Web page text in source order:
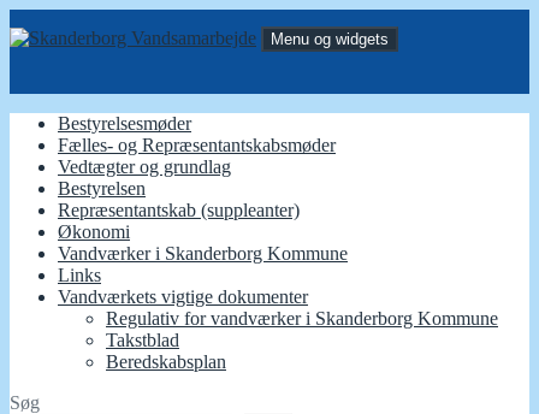
til
Menu og widgets
Bestyrelsesmøder
Fælles- og Repræsentantskabsmøder
Vedtægter og grundlag
Bestyrelsen
Repræsentantskab (suppleanter)
Økonomi
Vandværker i Skanderborg Kommune
Links
Vandværkets vigtige dokumenter
Regulativ for vandværker i Skanderborg Kommune
Takstblad
Beredskabsplan
Søg